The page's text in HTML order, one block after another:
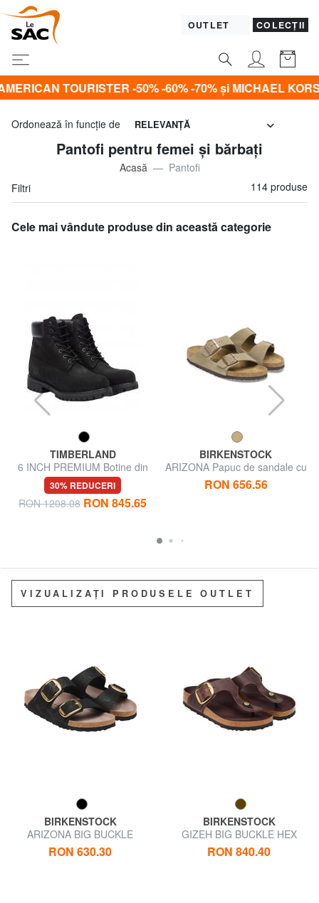
OUTLET COLECȚII
-50% -60% -70% și MICHAEL KORS toate la -50% Doar
Ordonează în funcţie de RELEVANŢĂ
Pantofi pentru femei și bărbați
Acasă
Pantofi
Filtri
114 produse
Cele mai vândute produse din această categorie
TIMBERLAND
6 INCH PREMIUM Botine din
piele
30% REDUCERI
RON 1208.08 RON 845.65
BIRKENSTOCK
ARIZONA Papuc de sandale cu
catarame
RON 656.56
VIZUALIZAȚI PRODUSELE OUTLET
BIRKENSTOCK
ARIZONA BIG BUCKLE
Sandale papuci
RON 630.30
BIRKENSTOCK
GIZEH BIG BUCKLE HEX
Sandale din piele
RON 840.40